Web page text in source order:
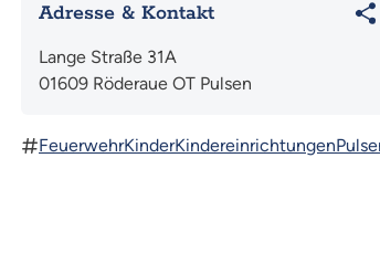
Adresse & Kontakt
Lange Straße 31A
01609 Röderaue OT Pulsen
FeuerwehrKinderKindereinrichtungen